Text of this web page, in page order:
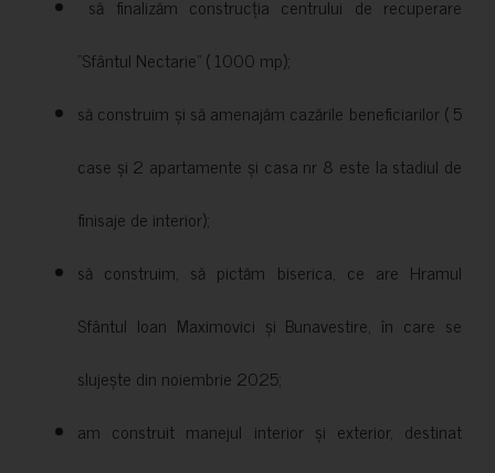
să finalizăm construcția centrului de recuperare
”Sfântul Nectarie” ( 1000 mp);
să construim și să amenajăm cazările beneficiarilor ( 5
case și 2 apartamente și casa nr 8 este la stadiul de
finisaje de interior);
să construim, să pictăm biserica, ce are Hramul
Sfântul Ioan Maximovici și Bunavestire, în care se
slujește din noiembrie 2025;
am construit manejul interior și exterior, destinat